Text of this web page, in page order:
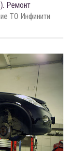
Ремонт
ТО Инфинити